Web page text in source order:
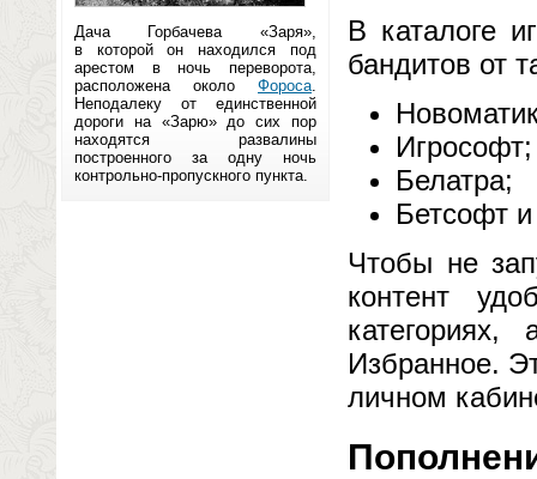
Дача Горбачева «Заря»,
в которой он находился под
арестом в ночь переворота,
расположена около Фороса.
Неподалеку от единственной
дороги на «Зарю» до сих пор
находятся развалины
построенного за одну ночь
контрольно-пропускного пункта.
В каталоге
бандитов от
Игрософт;
Белатра;
Бетсофт
Чтобы не
контент
Избранное.
личном